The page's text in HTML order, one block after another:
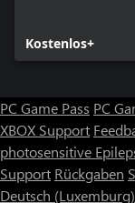
Kostenlos+
PC Game Pass PC
XBOX Support
photosensitive
Support Rückgaben
Deutsch (Luxemburg)